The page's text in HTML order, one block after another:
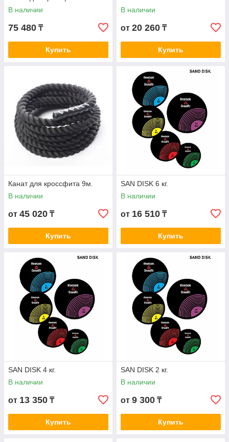
В наличии
75 480 ₸
Купить
В наличии
от 20 260 ₸
Купить
Канат для кроссфита 9м.
В наличии
от 45 020 ₸
Купить
SAN DISK 6 кг.
В наличии
от 16 510 ₸
Купить
SAN DISK 4 кг.
В наличии
от 13 350 ₸
Купить
SAN DISK 2 кг.
В наличии
от 9 300 ₸
Купить